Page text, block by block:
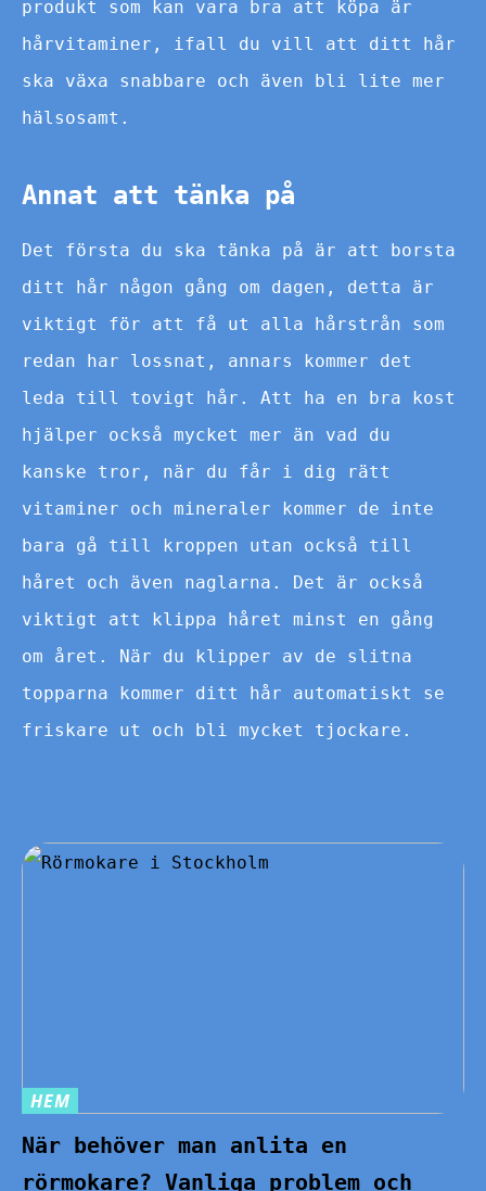
produkt som kan vara bra att köpa är
hårvitaminer, ifall du vill att ditt hår
ska växa snabbare och även bli lite mer
hälsosamt.
Annat att tänka på
Det första du ska tänka på är att borsta
ditt hår någon gång om dagen, detta är
viktigt för att få ut alla hårstrån som
redan har lossnat, annars kommer det
leda till tovigt hår. Att ha en bra kost
hjälper också mycket mer än vad du
kanske tror, när du får i dig rätt
vitaminer och mineraler kommer de inte
bara gå till kroppen utan också till
håret och även naglarna. Det är också
viktigt att klippa håret minst en gång
om året. När du klipper av de slitna
topparna kommer ditt hår automatiskt se
friskare ut och bli mycket tjockare.
HEM
När behöver man anlita en
rörmokare? Vanliga problem och